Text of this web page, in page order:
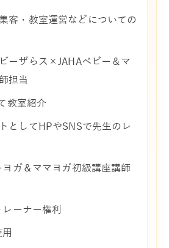
客・教室運営などについての
ーザらス×JAHAベビー＆マ
担当
教室紹介
としてHPやSNSで先生のレ
ガ＆ママヨガ初級講座講師
ーナー権利